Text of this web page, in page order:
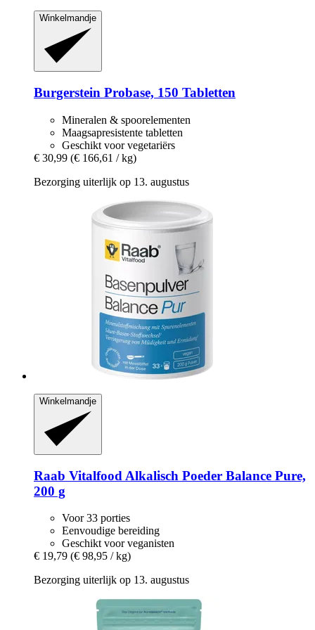
Winkelmandje
Burgerstein Probase, 150 Tabletten
Mineralen & spoorelementen
Maagsapresistente tabletten
Geschikt voor vegetariërs
€ 30,99 (€ 166,61 / kg)
Bezorging uiterlijk op 13. augustus
Winkelmandje
Raab Vitalfood Alkalisch Poeder Balance Pure,
200 g
Voor 33 porties
Eenvoudige bereiding
Geschikt voor veganisten
€ 19,79 (€ 98,95 / kg)
Bezorging uiterlijk op 13. augustus